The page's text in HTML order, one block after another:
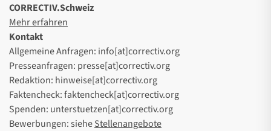
CORRECTIV.Schweiz
Mehr erfahren
Kontakt
Allgemeine Anfragen: info[at]correctiv.org
Presseanfragen: presse[at]correctiv.org
Redaktion: hinweise[at]correctiv.org
Faktencheck: faktencheck[at]correctiv.org
Spenden: unterstuetzen[at]correctiv.org
Bewerbungen: sieheStellenangebote